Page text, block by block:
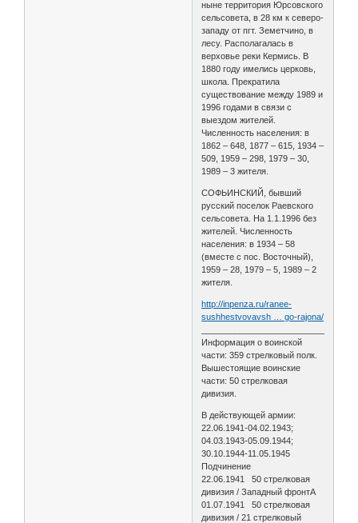
ныне территория Юрсовского
сельсовета, в 28 км к северо-
западу от пгт. Земетчино, в
лесу. Располагалась в
верховье реки Кермись. В
1880 году имелись церковь,
школа. Прекратила
существование между 1989 и
1996 годами в связи с
выездом жителей.
Численность населения: в
1862 – 648, 1877 – 615, 1934 –
509, 1959 – 298, 1979 – 30,
1989 – 3 жителя.
СОФЬИНСКИЙ, бывший
русский поселок Раевского
сельсовета. На 1.1.1996 без
жителей. Численность
населения: в 1934 – 58
(вместе с пос. Восточный),
1959 – 28, 1979 – 5, 1989 – 2
жителя.
http://inpenza.ru/ranee-
sushhestvovavsh … go-rajona/
Информация о воинской
части: 359 стрелковый полк.
Вышестоящие воинские
части: 50 стрелковая
дивизия.
В действующей армии:
22.06.1941-04.02.1943;
04.03.1943-05.09.1944;
30.10.1944-11.05.1945
Подчинение
22.06.1941 50 стрелковая
дивизия / Западный фронтА
01.07.1941 50 стрелковая
дивизия / 21 стрелковый